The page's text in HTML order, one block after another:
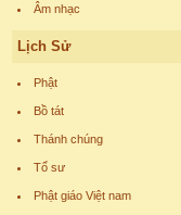
Âm nhạc
Lịch Sử
Phật
Bồ tát
Thánh chúng
Tổ sư
Phật giáo Việt nam